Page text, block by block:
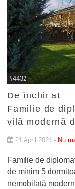
#4432
De închiriat
Familie de
vilă modernă
21 April 2021 - Nu
Familie de
de minim 5
nemobilată